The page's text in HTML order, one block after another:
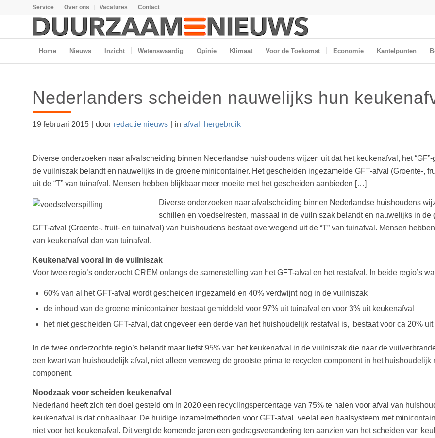
Service Over ons Vacatures Contact
Home Nieuws Inzicht Wetenswaardig Opinie Klimaat Voor de Toekomst Economie Kantelpunten
Nederlanders scheiden nauwelijks hun
19 februari 2015 door redactie nieuws in afval , hergebruik
Diverse onderzoeken naar afvalscheiding binnen Nederlandse huishoudens wijzen uit dat het keukenafval, het
de vuilniszak belandt en nauwelijks in de groene minicontainer. Het gescheiden ingezamelde GFT-afval (Groente-,
uit de “T” van tuinafval. Mensen hebben blijkbaar meer moeite met het gescheiden aanbieden […]
Diverse onderzoeken naar afvalscheiding binnen Nederlandse huishoudens
schillen en voedselresten, massaal in de vuilniszak belandt en nauwelijks in
GFT-afval (Groente-, fruit- en tuinafval) van huishoudens bestaat overwegend uit de “T” van tuinafval. Mensen
van keukenafval dan van tuinafval.
Keukenafval vooral in de vuilniszak
Voor twee regio’s onderzocht CREM onlangs de samenstelling van het GFT-afval en het restafval. In beide regio’s
60% van al het GFT-afval wordt gescheiden ingezameld en 40% verdwijnt nog in de vuilniszak
de inhoud van de groene minicontainer bestaat gemiddeld voor 97% uit tuinafval en voor 3% uit keukenafval
het niet gescheiden GFT-afval, dat ongeveer een derde van het huishoudelijk restafval is, bestaat voor ca 20%
In de twee onderzochte regio’s belandt maar liefst 95% van het keukenafval in de vuilniszak die naar de
een kwart van huishoudelijk afval, niet alleen verreweg de grootste prima te recyclen component in het
component.
Noodzaak voor scheiden keukenafval
Nederland heeft zich ten doel gesteld om in 2020 een recyclingspercentage van 75% te halen voor afval van
keukenafval is dat onhaalbaar. De huidige inzamelmethoden voor GFT-afval, veelal een haalsysteem met
niet voor het keukenafval. Dit vergt de komende jaren een gedragsverandering ten aanzien van het scheiden van